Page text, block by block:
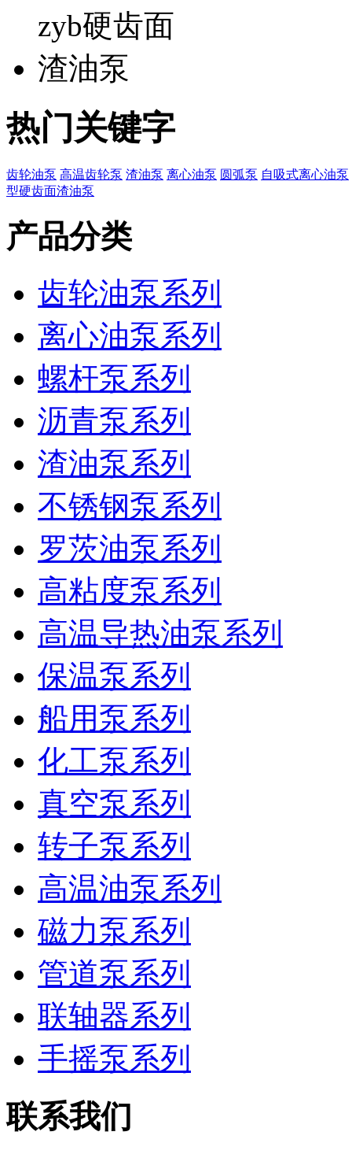
热门关键字
齿轮油泵 高温齿轮泵 渣油泵 离心油泵 圆弧泵 自吸式离心油泵
型硬齿面渣油泵
产品分类
齿轮油泵系列
离心油泵系列
螺杆泵系列
沥青泵系列
渣油泵系列
不锈钢泵系列
罗茨油泵系列
高粘度泵系列
高温导热油泵系列
保温泵系列
船用泵系列
化工泵系列
真空泵系列
转子泵系列
高温油泵系列
磁力泵系列
管道泵系列
联轴器系列
手摇泵系列
联系我们